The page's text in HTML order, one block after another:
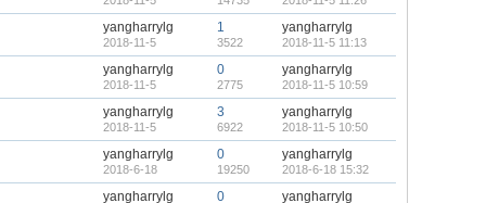
yangharrylg
2018-11-5
1
3522
yangharrylg
2018-11-5 11:13
yangharrylg
2018-11-5
0
2775
yangharrylg
2018-11-5 10:59
yangharrylg
2018-11-5
3
6922
yangharrylg
2018-11-5 10:50
yangharrylg
2018-6-18
0
19250
yangharrylg
2018-6-18 15:32
yangharrylg 0 yangharrylg